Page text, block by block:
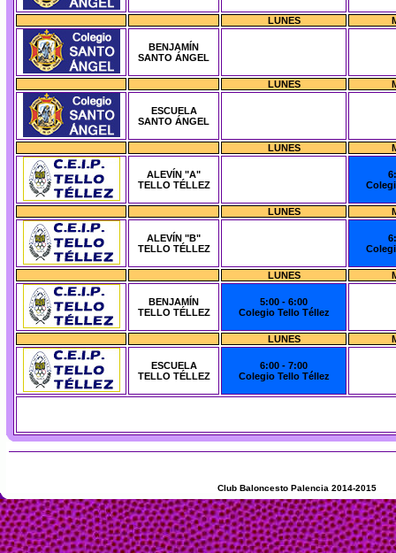
LUNES
BENJAMÍN
SANTO ÁNGEL
LUNES
ESCUELA
SANTO ÁNGEL
LUNES
ALEVÍN "A"
TELLO TÉLLEZ
LUNES
ALEVÍN "B"
TELLO TÉLLEZ
LUNES
BENJAMÍN
TELLO TÉLLEZ
5:00 - 6:00
Colegio Tello Téllez
LUNES
ESCUELA
TELLO TÉLLEZ
6:00 - 7:00
Colegio Tello Téllez
Club Baloncesto Palencia 2014-2015